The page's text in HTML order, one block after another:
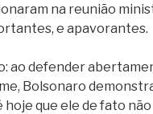
na reunião
e apavorantes.
ao defender
Bolsonaro
hoje que ele de fato